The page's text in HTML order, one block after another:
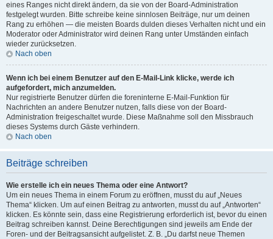
eines Ranges nicht direkt ändern, da sie von der Board-Administration
festgelegt wurden. Bitte schreibe keine sinnlosen Beiträge, nur um deinen
Rang zu erhöhen — die meisten Boards dulden dieses Verhalten nicht und ein
Moderator oder Administrator wird deinen Rang unter Umständen einfach
wieder zurücksetzen.
Nach oben
Wenn ich bei einem Benutzer auf den E-Mail-Link klicke, werde ich
aufgefordert, mich anzumelden.
Nur registrierte Benutzer dürfen die foreninterne E-Mail-Funktion für
Nachrichten an andere Benutzer nutzen, falls diese von der Board-
Administration freigeschaltet wurde. Diese Maßnahme soll den Missbrauch
dieses Systems durch Gäste verhindern.
Nach oben
Beiträge schreiben
Wie erstelle ich ein neues Thema oder eine Antwort?
Um ein neues Thema in einem Forum zu eröffnen, musst du auf „Neues
Thema“ klicken. Um auf einen Beitrag zu antworten, musst du auf „Antworten“
klicken. Es könnte sein, dass eine Registrierung erforderlich ist, bevor du einen
Beitrag schreiben kannst. Deine Berechtigungen sind jeweils am Ende der
Foren- und der Beitragsansicht aufgelistet. Z. B. „Du darfst neue Themen